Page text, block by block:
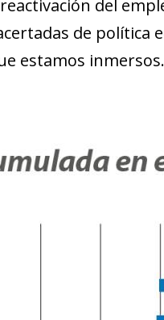
del
de política
estamos inmersos.